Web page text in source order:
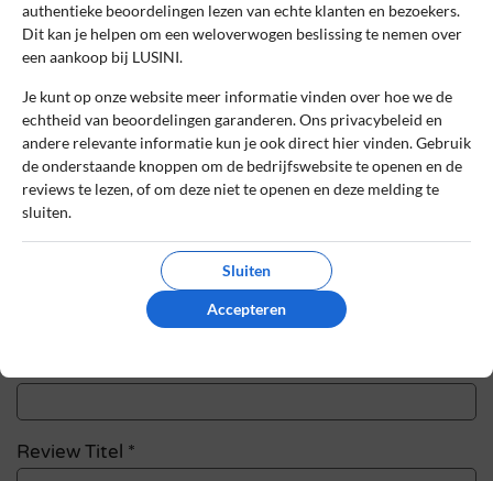
Schrijf een review
Het e-mailadres en bestelnummer worden niet
gepubliceerd. Vereiste velden zijn gemarkeerd
met *
Naam *
Review Titel *
authentieke beoordelingen lezen van echte klanten en bezoekers.
Dit kan je helpen om een weloverwogen beslissing te nemen over
een aankoop bij LUSINI.
Je kunt op onze website meer informatie vinden over hoe we de
echtheid van beoordelingen garanderen. Ons privacybeleid en
andere relevante informatie kun je ook direct hier vinden. Gebruik
de onderstaande knoppen om de bedrijfswebsite te openen en de
reviews te lezen, of om deze niet te openen en deze melding te
sluiten.
Sluiten
Accepteren